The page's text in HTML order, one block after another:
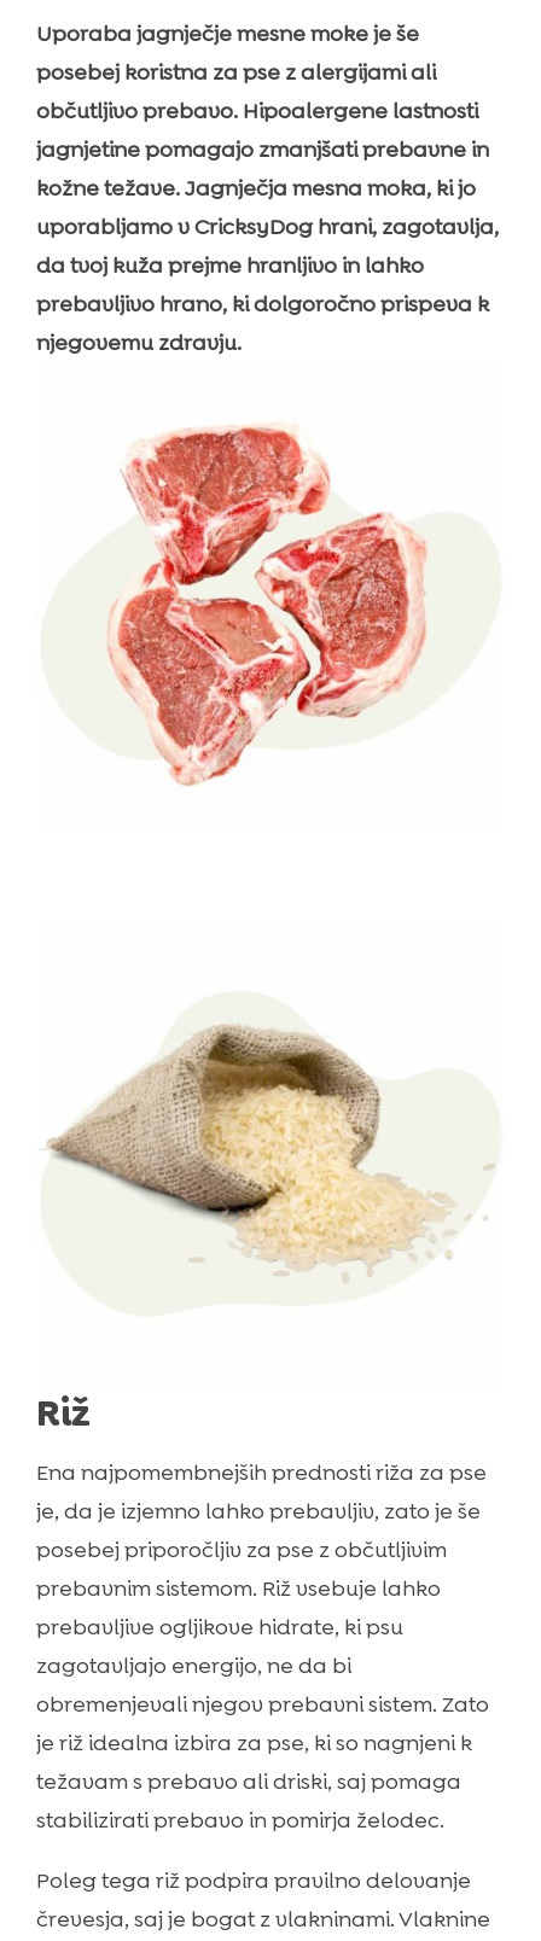
Uporaba jagnječje mesne moke je še
posebej koristna za pse z alergijami ali
občutljivo prebavo. Hipoalergene lastnosti
jagnjetine pomagajo zmanjšati prebavne in
kožne težave. Jagnječja mesna moka, ki jo
uporabljamo v CricksyDog hrani, zagotavlja,
da tvoj kuža prejme hranljivo in lahko
prebavljivo hrano, ki dolgoročno prispeva k
njegovemu zdravju.
Riž
Ena najpomembnejših prednosti riža za pse
je, da je izjemno lahko prebavljiv, zato je še
posebej priporočljiv za pse z občutljivim
prebavnim sistemom. Riž vsebuje lahko
prebavljive ogljikove hidrate, ki psu
zagotavljajo energijo, ne da bi
obremenjevali njegov prebavni sistem. Zato
je riž idealna izbira za pse, ki so nagnjeni k
težavam s prebavo ali driski, saj pomaga
stabilizirati prebavo in pomirja želodec.
Poleg tega riž podpira pravilno delovanje
črevesja, saj je bogat z vlakninami. Vlaknine